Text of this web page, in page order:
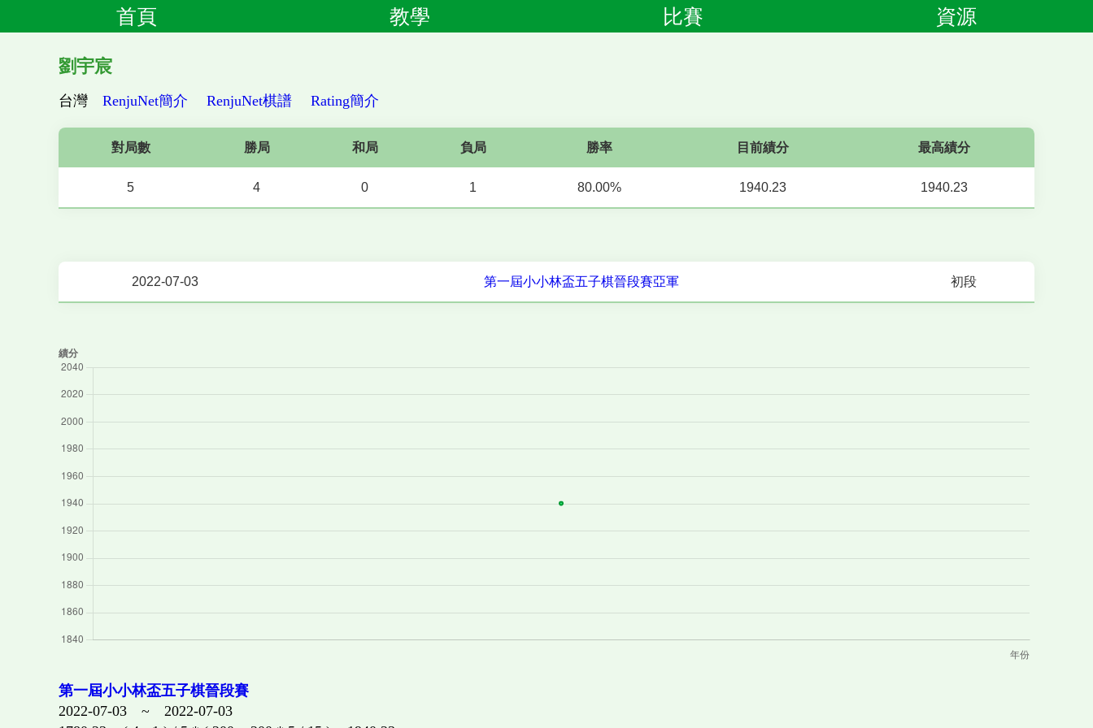
首頁 教學 比賽 資源
劉宇宸
台灣 RenjuNet簡介 RenjuNet棋譜 Rating簡介
對局數 勝局 和局 負局 勝率 目前績分 最高績分
5 4 0 1 80.00% 1940.23 1940.23
2022-07-03 第一屆小小林盃五子棋晉段賽亞軍 初段
第一屆小小林盃五子棋晉段賽
2022-07-03 ~ 2022-07-03